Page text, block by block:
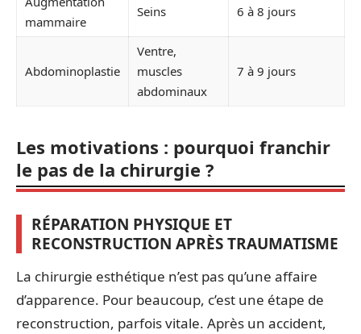
mammaire
Seins 6 à 8 jours
Abdominoplastie
Ventre,
muscles
abdominaux
7 à 9 jours
Les motivations : pourquoi franchir
le pas de la chirurgie ?
RÉPARATION PHYSIQUE ET
RECONSTRUCTION APRÈS TRAUMATISME
La chirurgie esthétique n’est pas qu’une affaire
d’apparence. Pour beaucoup, c’est une étape de
reconstruction, parfois vitale. Après un accident,